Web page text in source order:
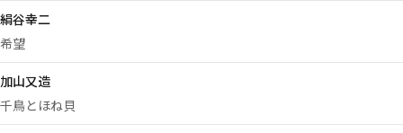
絹谷幸二
希望
加山又造
千鳥とほね貝